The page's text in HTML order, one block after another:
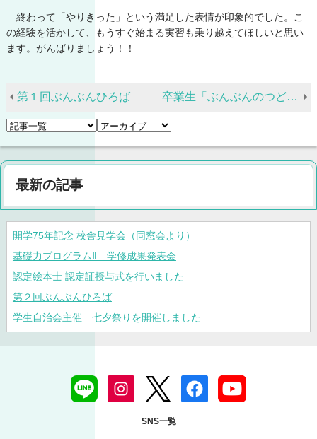
終わって「やりきった」という満足した表情が印象的でした。こ
の経験を活かして、もうすぐ始まる実習も乗り越えてほしいと思い
ます。がんばりましょう！！
第１回ぶんぶんひろば 卒業生「ぶんぶんのつどい」を開催しました
最新の記事
開学75年記念 校舎見学会（同窓会より）
基礎力プログラムⅡ 学修成果発表会
認定絵本士 認定証授与式を行いました
第２回ぶんぶんひろば
学生自治会主催 七夕祭りを開催しました
SNS一覧